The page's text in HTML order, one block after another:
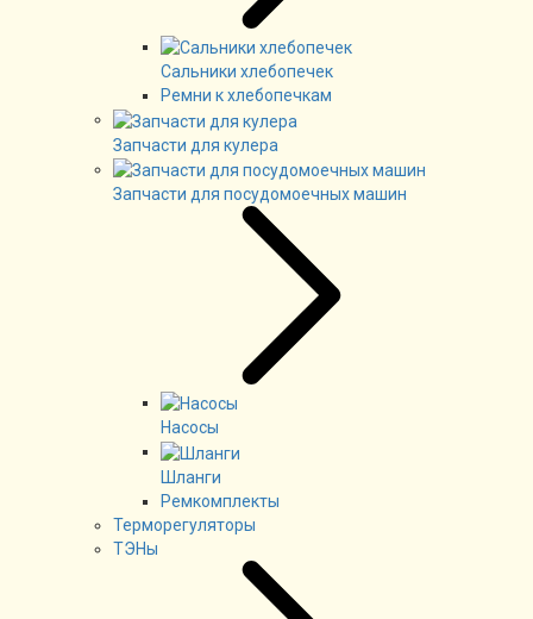
Сальники хлебопечек
Ремни к хлебопечкам
Запчасти для кулера
Запчасти для посудомоечных машин
Насосы
Шланги
Ремкомплекты
Терморегуляторы
ТЭНы